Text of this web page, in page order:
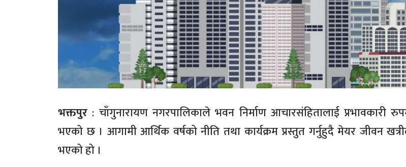
भक्तपुर : चाँगुनारायण नगरपालिकाले भवन निर्माण आचारसंहितालाई प्रभावकारी
भएको छ । आगामी आर्थिक वर्षको नीति तथा कार्यक्रम प्रस्तुत गर्नुहुदै मेयर जीवन
भएको हो ।